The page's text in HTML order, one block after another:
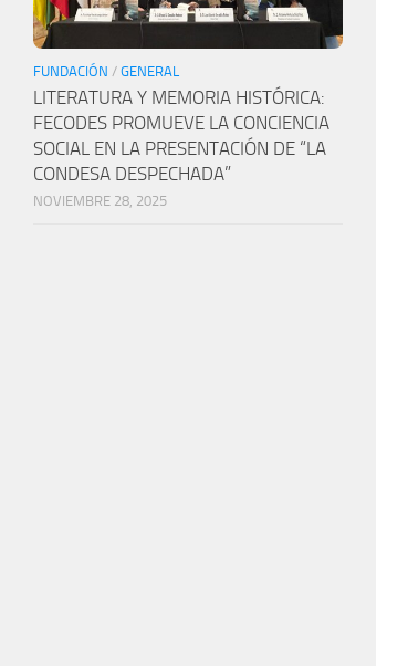
FUNDACIÓN / GENERAL
LITERATURA Y MEMORIA HISTÓRICA:
FECODES PROMUEVE LA CONCIENCIA
SOCIAL EN LA PRESENTACIÓN DE “LA
CONDESA DESPECHADA”
NOVIEMBRE 28, 2025